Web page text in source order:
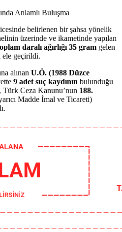
Anlamlı Buluşma
belirlenen bir şahsa yönelik
üzerinde ve ikametinde yapılan
daralı ağırlığı 35 gram gelen
ele geçirildi.
alınan U.Ö. (1988 Düzce
9 adet suç kaydının bulunduğu
Türk Ceza Kanunu’nun 188.
Madde İmal ve Ticareti)